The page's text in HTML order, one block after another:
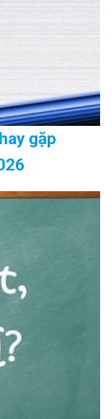
gặp